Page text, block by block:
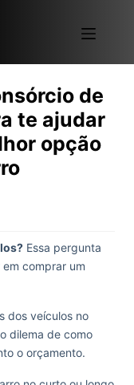
de
te ajudar
opção
Essa pergunta
comprar um
dos veículos no
dilema de como
o orçamento.